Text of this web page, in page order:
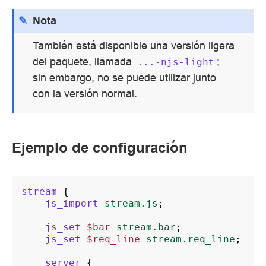
Nota
También está disponible una versión ligera
del paquete, llamada
...-njs-light ;
sin embargo, no se puede utilizar junto
con la versión normal.
Ejemplo de configuración
stream
{
js_import
stream.js ;
js_set $bar stream.bar ;
js_set
$req_line stream.req_line ;
server {